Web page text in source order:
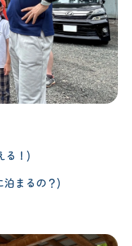
る！)
まるの？)